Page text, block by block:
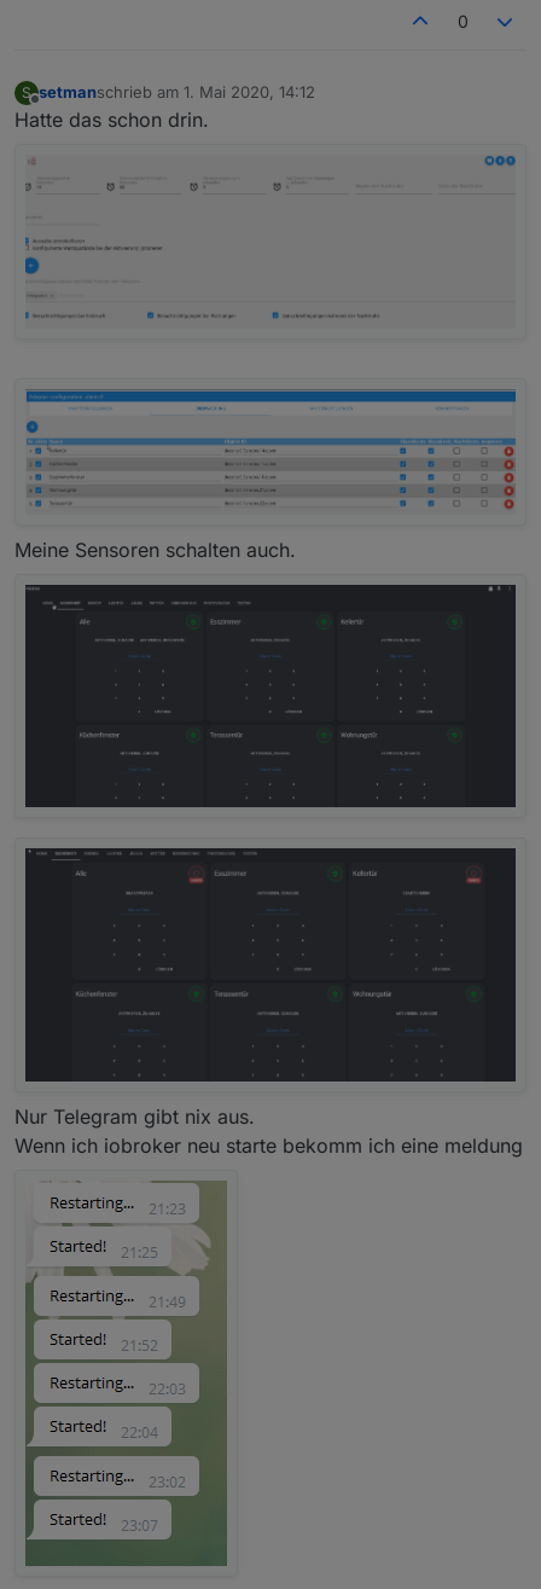
0
S
Offline
setmanschrieb am 1. Mai 2020, 14:12
zuletzt editiert von
Hatte das schon drin.
Meine Sensoren schalten auch.
Nur Telegram gibt nix aus.
Wenn ich iobroker neu starte bekomm ich eine meldung